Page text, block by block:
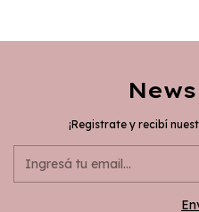
¡Registrate y recibí